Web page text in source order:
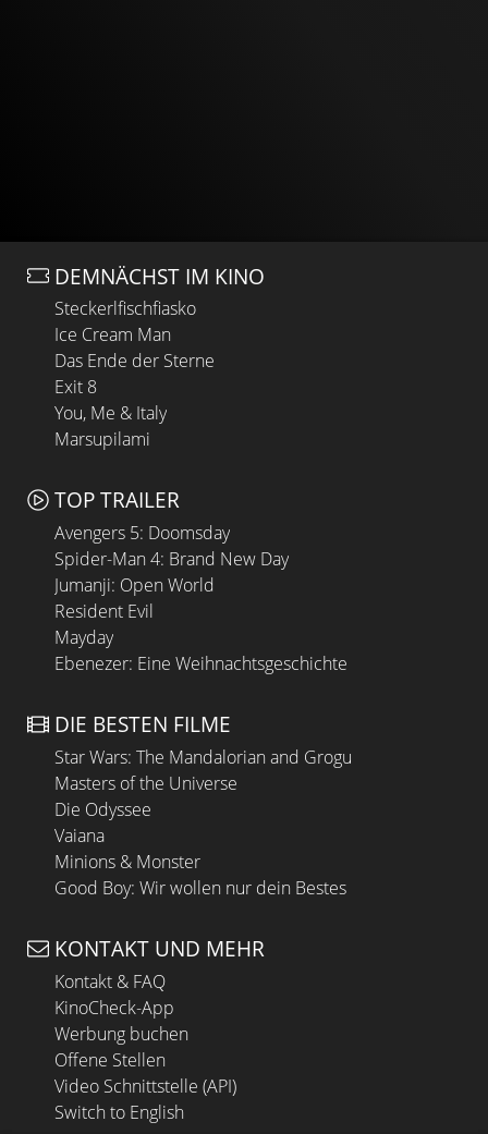
DEMNÄCHST IM KINO
Steckerlfischfiasko
Ice Cream Man
Das Ende der Sterne
Exit 8
You, Me & Italy
Marsupilami
TOP TRAILER
Avengers 5: Doomsday
Spider-Man 4: Brand New Day
Jumanji: Open World
Resident Evil
Mayday
Ebenezer: Eine Weihnachtsgeschichte
DIE BESTEN FILME
Star Wars: The Mandalorian and Grogu
Masters of the Universe
Die Odyssee
Vaiana
Minions & Monster
Good Boy: Wir wollen nur dein Bestes
KONTAKT UND MEHR
Kontakt & FAQ
KinoCheck-App
Werbung buchen
Offene Stellen
Video Schnittstelle (API)
Switch to English